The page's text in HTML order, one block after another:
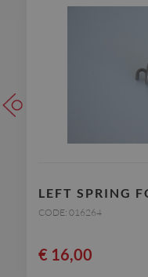
LEFT SPRING
CODE: 016264
€ 16,00